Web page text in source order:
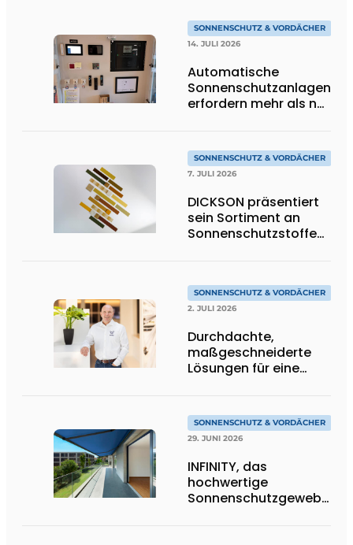
SONNENSCHUTZ & VORDÄCHER
14. JULI 2026
Automatische
Sonnenschutzanlagen
erfordern mehr als nur
SONNENSCHUTZ & VORDÄCHER
7. JULI 2026
DICKSON präsentiert
sein Sortiment an
Sonnenschutzstoffen
SONNENSCHUTZ & VORDÄCHER
2. JULI 2026
Durchdachte,
maßgeschneiderte
Lösungen für eine
SONNENSCHUTZ & VORDÄCHER
29. JUNI 2026
INFINITY, das
hochwertige
Sonnenschutzgewebe,